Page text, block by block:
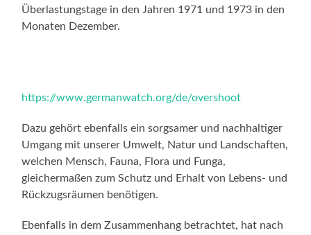
Überlastungstage in den Jahren 1971 und 1973 in den
Monaten Dezember.
https://www.germanwatch.org/de/overshoot
Dazu gehört ebenfalls ein sorgsamer und nachhaltiger
Umgang mit unserer Umwelt, Natur und Landschaften,
welchen Mensch, Fauna, Flora und Funga,
gleichermaßen zum Schutz und Erhalt von Lebens- und
Rückzugsräumen benötigen.
Ebenfalls in dem Zusammenhang betrachtet, hat nach